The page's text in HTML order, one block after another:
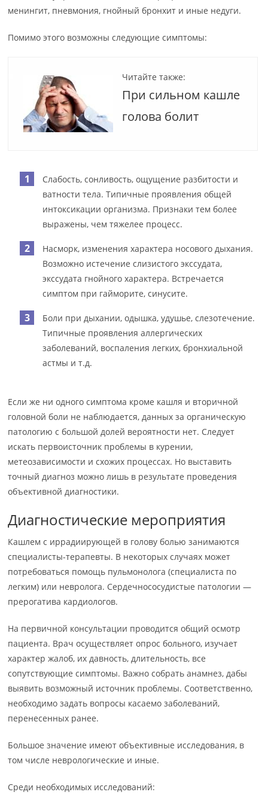
менингит, пневмония, гнойный бронхит и иные недуги.
Помимо этого возможны следующие симптомы:
Читайте также:
При сильном кашле
голова болит
Слабость, сонливость, ощущение разбитости и
ватности тела. Типичные проявления общей
интоксикации организма. Признаки тем более
выражены, чем тяжелее процесс.
Насморк, изменения характера носового дыхания.
Возможно истечение слизистого экссудата,
экссудата гнойного характера. Встречается
симптом при гайморите, синусите.
Боли при дыхании, одышка, удушье, слезотечение.
Типичные проявления аллергических
заболеваний, воспаления легких, бронхиальной
астмы и т.д.
Если же ни одного симптома кроме кашля и вторичной
головной боли не наблюдается, данных за органическую
патологию с большой долей вероятности нет. Следует
искать первоисточник проблемы в курении,
метеозависимости и схожих процессах. Но выставить
точный диагноз можно лишь в результате проведения
объективной диагностики.
Диагностические мероприятия
Кашлем с иррадиирующей в голову болью занимаются
специалисты-терапевты. В некоторых случаях может
потребоваться помощь пульмонолога (специалиста по
легким) или невролога. Сердечнососудистые патологии —
прерогатива кардиологов.
На первичной консультации проводится общий осмотр
пациента. Врач осуществляет опрос больного, изучает
характер жалоб, их давность, длительность, все
сопутствующие симптомы. Важно собрать анамнез, дабы
выявить возможный источник проблемы. Соответственно,
необходимо задать вопросы касаемо заболеваний,
перенесенных ранее.
Большое значение имеют объективные исследования, в
том числе неврологические и иные.
Среди необходимых исследований: